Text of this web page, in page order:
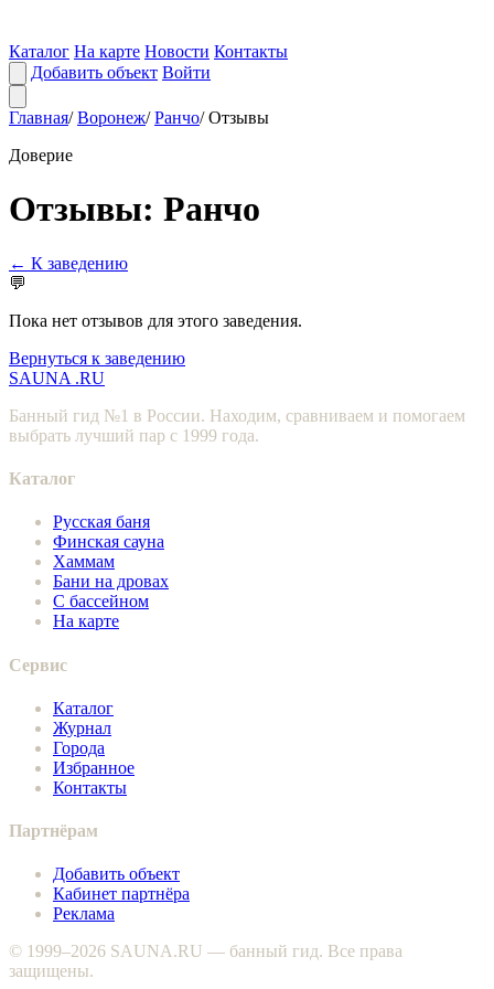
Каталог На карте Новости Контакты
Добавить объект Войти
Главная/ Воронеж/ Ранчо/ Отзывы
Доверие
Отзывы: Ранчо
← К заведению
💬
Пока нет отзывов для этого заведения.
Вернуться к заведению
SAUNA .RU
Банный гид №1 в России. Находим, сравниваем и помогаем
выбрать лучший пар с 1999 года.
Каталог
Русская баня
Финская сауна
Хаммам
Бани на дровах
С бассейном
На карте
Сервис
Каталог
Журнал
Города
Избранное
Контакты
Партнёрам
Добавить объект
Кабинет партнёра
Реклама
© 1999–2026 SAUNA.RU — банный гид. Все права
защищены.